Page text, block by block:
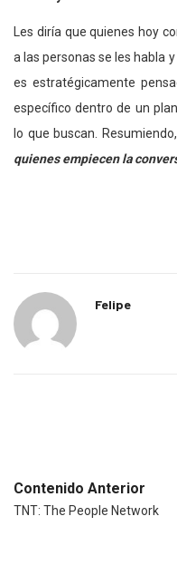
Les diría que quienes hoy
a las personas se les habla
es estratégicamente
específico dentro de un
lo que buscan. Resumiendo,
quienes empiecen la
Felipe
Contenido Anterior
TNT: The People Network